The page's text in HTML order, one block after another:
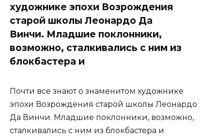
художнике эпохи Возрождения
старой школы Леонардо Да
Винчи. Младшие поклонники,
возможно, сталкивались с ним из
блокбастера и
Почти все знают о знаменитом художнике
эпохи Возрождения старой школы Леонардо
Да Винчи. Младшие поклонники, возможно,
сталкивались с ним из блокбастера и